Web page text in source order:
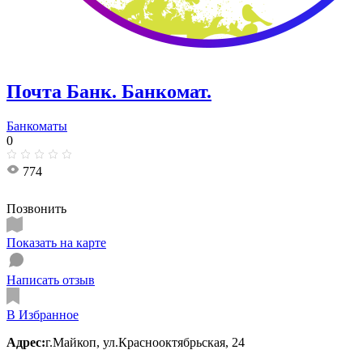
Почта Банк. Банкомат.
Банкоматы
0
774
Позвонить
Показать на карте
Написать отзыв
В Избранное
Адрес:г.Майкоп, ул.Краснооктябрьская, 24